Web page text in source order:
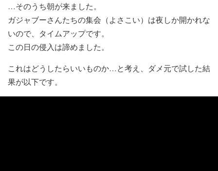
…そのうち朝が来ました。
ガジャブーさんたちの集会（よさこい）は夜しか開かれな
いので、タイムアップです。
この日の侵入は諦めました。
これはどうしたらいいものか…と考え、ダメ元で試した結
果が以下です。